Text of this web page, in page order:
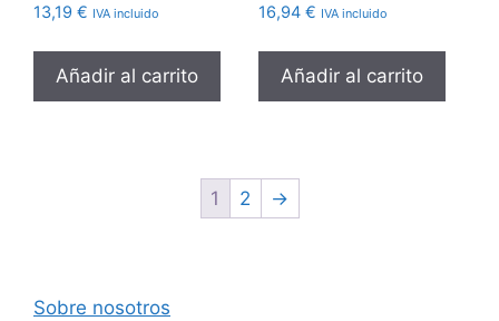
13,19 € IVA incluido
Añadir al carrito
16,94 € IVA incluido
Añadir al carrito
1 2 →
Sobre nosotros